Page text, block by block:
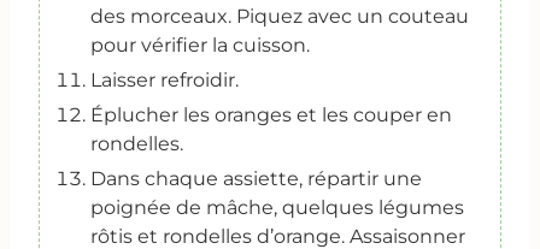
des morceaux. Piquez avec un couteau
pour vérifier la cuisson.
Laisser refroidir.
Éplucher les oranges et les couper en
rondelles.
Dans chaque assiette, répartir une
poignée de mâche, quelques légumes
rôtis et rondelles d’orange. Assaisonner